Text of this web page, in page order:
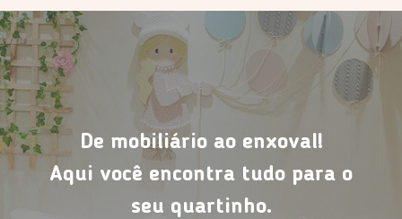
De mobiliário ao enxoval!
Aqui você encontra tudo para o
seu quartinho.